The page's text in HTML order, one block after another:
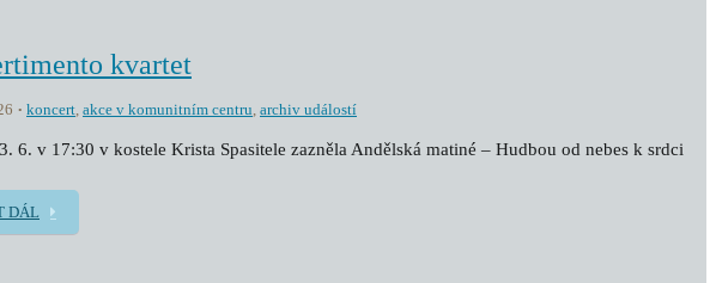
kvartet
koncert, akce v komunitním centru, archiv událostí
6. v 17:30 v kostele Krista Spasitele zazněla Andělská matiné – Hudbou od nebes k srdci
DÁL